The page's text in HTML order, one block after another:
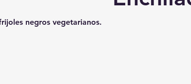
negros vegetarianos.